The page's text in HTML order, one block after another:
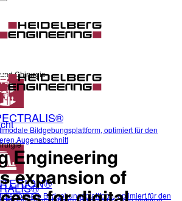
Chirurgie
Bildgebungsplattform, optimiert für den
Augenabschnitt
Bildgebungsplattform, optimiert für den
Engineering
expansion of